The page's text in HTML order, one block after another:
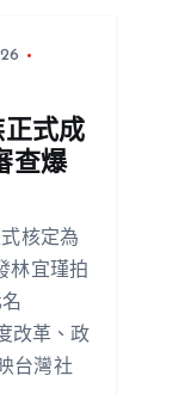
式成
查爆
核定為
林宜瑾拍
改革、政
台灣社